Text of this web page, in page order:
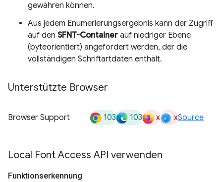
gewähren können.
Aus jedem Enumerierungsergebnis kann der Zugriff
auf den SFNT-Container auf niedriger Ebene
(byteorientiert) angefordert werden, der die
vollständigen Schriftartdaten enthält.
Unterstützte Browser
Browser Support 103 103 x xSource
Local Font Access API verwenden
Funktionserkennung